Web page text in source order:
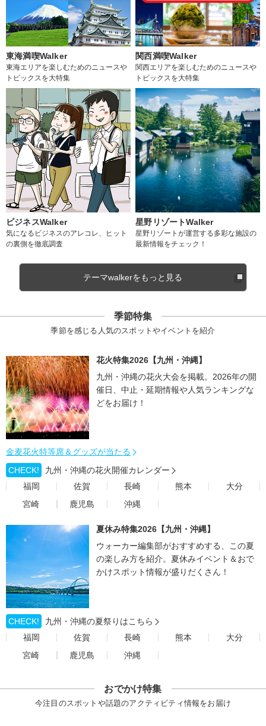
東海満喫Walker
東海エリアを楽しむためのニュースや
トピックスを大特集
関西満喫Walker
関西エリアを楽しむためのニュースや
トピックスを大特集
ビジネスWalker
気になるビジネスのアレコレ、ヒット
の裏側を徹底調査
星野リゾートWalker
星野リゾートが運営する多彩な施設の
最新情報をチェック！
テーマwalkerをもっと見る
季節特集
季節を感じる人気のスポットやイベントを紹介
花火特集2026【九州・沖縄】
九州・沖縄の花火大会を掲載。2026年の開
催日、中止・延期情報や人気ランキングな
どをお届け！
金麦花火特等席＆グッズが当たる
CHECK!
九州・沖縄の花火開催カレンダー
福岡
佐賀 長崎 熊本
大分
宮崎
鹿児島 沖縄
夏休み特集2026【九州・沖縄】
ウォーカー編集部がおすすめする、この夏
の楽しみ方を紹介。夏休みイベント＆おで
かけスポット情報が盛りだくさん！
CHECK!
九州・沖縄の夏祭りはこちら
福岡
佐賀 長崎 熊本
大分
宮崎
鹿児島 沖縄
おでかけ特集
今注目のスポットや話題のアクティビティ情報をお届け